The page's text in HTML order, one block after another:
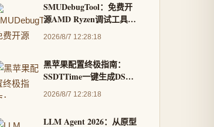
SMUDebugTool：免费开
源AMD Ryzen调试工具，
让你成为硬件掌控专家
2026/8/7 12:28:18
黑苹果配置终极指南：
SSDTTime一键生成DSDT
补丁的完整教程
2026/8/7 12:28:18
LLM Agent 2026：从原型